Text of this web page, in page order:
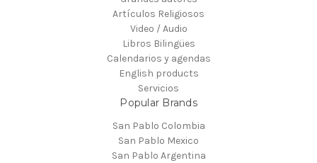
Artículos Religiosos
Video / Audio
Libros Bilingües
Calendarios y agendas
English products
Servicios
Popular Brands
San Pablo Colombia
San Pablo Mexico
San Pablo Argentina